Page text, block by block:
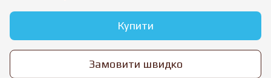
Купити
Замовити швидко